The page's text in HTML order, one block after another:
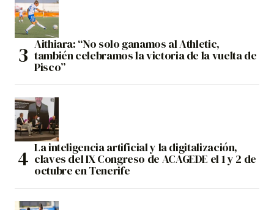
Aithiara: “No solo ganamos al Athletic,
también celebramos la victoria de la vuelta de
Pisco”
La inteligencia artificial y la digitalización,
claves del IX Congreso de ACAGEDE el 1 y 2 de
octubre en Tenerife